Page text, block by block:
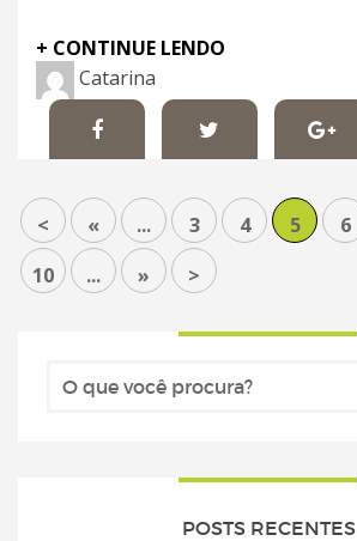
+ CONTINUE LENDO
Catarina
< « ... 3 4 5 6
10
... » >
POSTS RECENTES